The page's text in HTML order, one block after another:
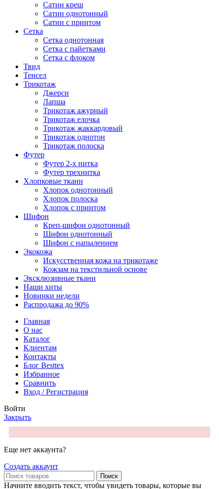
Сатин креш
Сатин однотонный
Сатин с принтом
Сетка
Сетка однотонная
Сетка с пайетками
Сетка с флоком
Твид
Тенсел
Трикотаж
Джерси
Лапша
Трикотаж ажурный
Трикотаж елочка
Трикотаж жаккардовый
Трикотаж однотон
Трикотаж полоска
Футер
Футер 2-х нитка
Футер трехнитка
Хлопковые ткани
Хлопок однотонный
Хлопок полоска
Хлопок с принтом
Шифон
Креп-шифон однотонный
Шифон однотонный
Шифон с напылением
Экокожа
Искусственная кожа на трикотаже
Кожзам на текстильной основе
Эксклюзивные ткани
Наши хиты
Новинки недели
Распродажа до 90%
Главная
О нас
Каталог
Клиентам
Контакты
Блог Besttex
Избранное
Сравнить
Вход / Регистрация
Войти
Закрыть
Еще нет аккаунта?
Создать аккаунт
Поиск
Начните вводить текст, чтобы увидеть товары, которые вы